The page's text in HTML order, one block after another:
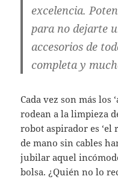
excelencia.
para no dejarte
accesorios de
completa y
Cada vez son más los
rodean a la limpieza
robot aspirador es ‘el
de mano sin cables
jubilar aquel
bolsa. ¿Quién no lo